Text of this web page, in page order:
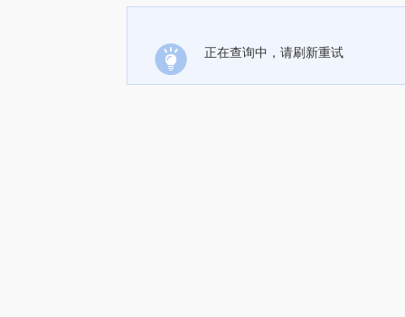
正在查询中，请刷新重试